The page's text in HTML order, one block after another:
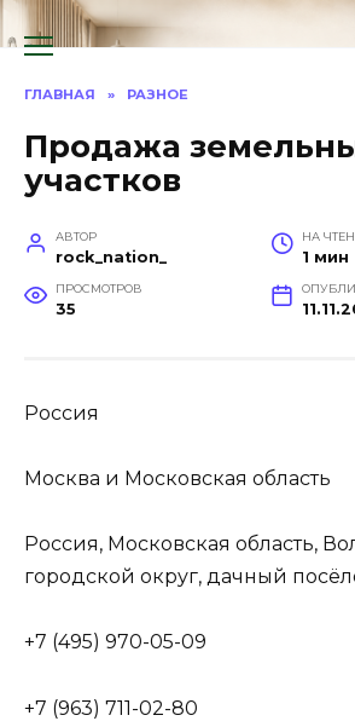
Перейти
к
ГЛАВНАЯ » РАЗНОЕ
Продажа
участков
АВТОР
rock_nation_
НА
1 мин
ПРОСМОТРОВ
35
Россия
Москва и Московская область
Россия, Московская область,
городской округ, дачный
+7 (495) 970-05-09
+7 (963) 711-02-80